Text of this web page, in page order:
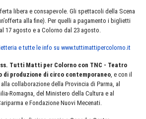
libera e consapevole. Gli spettacoli della Scena
alla fine). Per quelli a pagamento i biglietti
17 agosto e a Colorno dal 23 agosto.
e tutte le info su www.tuttimattipercolorno.it
Tutti Matti per Colorno con TNC - Teatro
di produzione di circo contemporaneo , e con il
collaborazione della Provincia di Parma, al
Romagna, del Ministero della Cultura e al
e Fondazione Nuovi Mecenati.